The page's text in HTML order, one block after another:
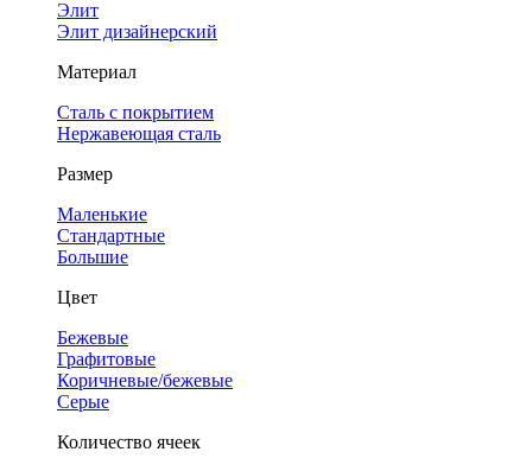
Элит
Элит дизайнерский
Материал
Сталь с покрытием
Нержавеющая сталь
Размер
Маленькие
Стандартные
Большие
Цвет
Бежевые
Графитовые
Коричневые/бежевые
Серые
Количество ячеек